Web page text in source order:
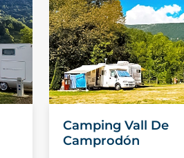
Camping Vall De
Camprodón